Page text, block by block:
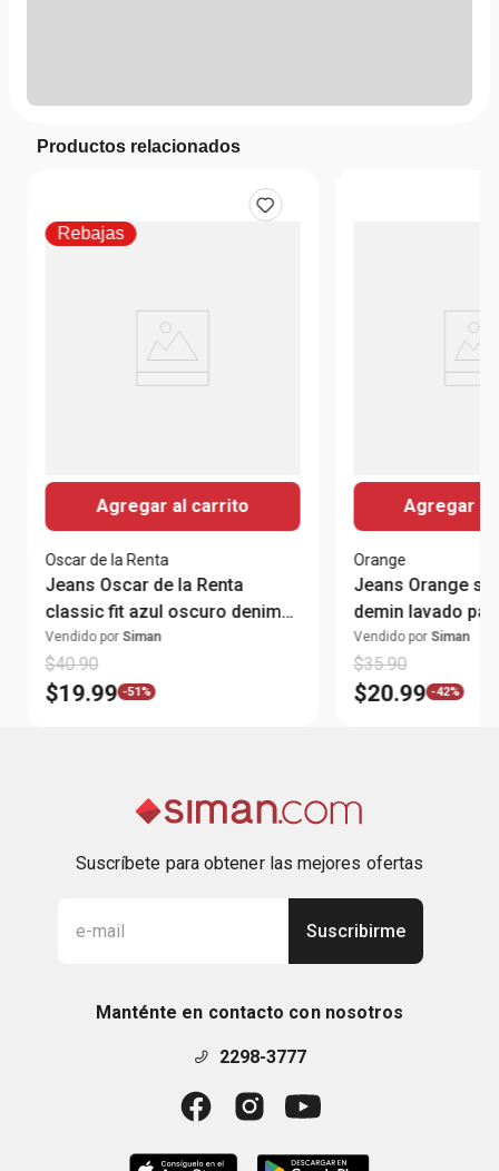
Productos relacionados
Rebajas
Agregar al carrito
Oscar de la Renta
Jeans Oscar de la Renta
classic fit azul oscuro denim
lavado para hombre
Vendido por Siman
$40.90
$19.99 -51%
Agregar
Orange
Jeans Orange
demin lavado
Vendido por Siman
$35.90
$20.99 -42%
Suscríbete para obtener las mejores ofertas
Suscribirme
Manténte en contacto con nosotros
2298-3777